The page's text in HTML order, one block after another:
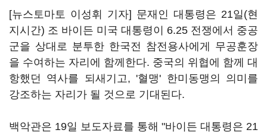
[뉴스토마토 이성휘 기자] 문재인 대통령은 21일(현
지시간) 조 바이든 미국 대통령이 6.25 전쟁에서 중공
군을 상대로 분투한 한국전 참전용사에게 무공훈장
을 수여하는 자리에 함께한다. 중국의 위협에 함께 대
항했던 역사를 되새기고, '혈맹' 한미동맹의 의미를
강조하는 자리가 될 것으로 기대된다.
백악관은 19일 보도자료를 통해 "바이든 대통령은 21